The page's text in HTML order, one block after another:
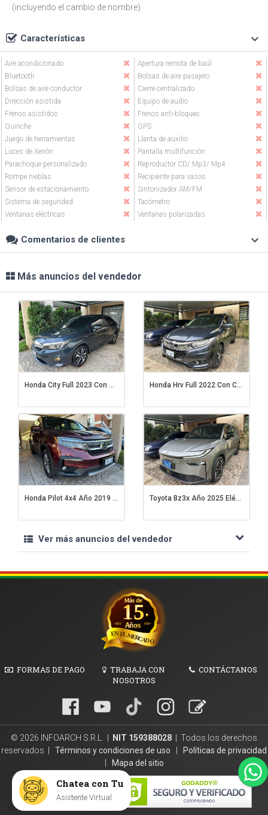
Chatea con Tu
Asistente Virtual
(incluyendo el cambio de nombre)
Características keyboard_arrow_down
Aire acondicionado
Apertura remota de baúl
Bluetooth
Bolsas de aire pasajero
Bolsas de aire conductor
Cierre centralizado
Dirección asistida
Equipo de audio
Frenos asistidos
Frenos anti-bloqueo
Guinche
GPS
Juego de herramientas
Llanta de auxilio
Luces de Xenón
Pantalla multifunción
Parachoque personalizado
Reproductor CD/ Mp3/ Mp4
Rompe nieblas
Recipiente para vasos
Sensor de estacionamiento
Sintonizador AM/FM
Sistema de seguridad
Tacómetro
Ventanas eléctricas
Ventanas polarizadas
Comentarios de clientes keyboard_arrow_down
Más anuncios del vendedor
Honda City Full 2023 Con Cambio De Nombre Honda Hrv Full 2022 Con Cambio De Nombre
Honda Pilot 4x4 Año 2019 Con Cambio De Nombre Toyota Bz3x Año 2025 Eléctrica
Ver más anuncios del vendedor
FORMAS DE PAGO
TRABAJA CON
NOSOTROS
CONTÁCTANOS
© 2026 INFOARCH S.R.L. | NIT 159388028 | Todos los derechos
reservados | Términos y condiciones de uso
Políticas de privacidad
Mapa del sitio
secured by